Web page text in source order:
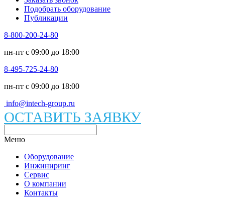
Подобрать оборудование
Публикации
8-800-200-24-80
пн-пт c 09:00 до 18:00
8-495-725-24-80
пн-пт c 09:00 до 18:00
info@intech-group.ru
ОСТАВИТЬ ЗАЯВКУ
Меню
Оборудование
Инжиниринг
Сервис
О компании
Контакты